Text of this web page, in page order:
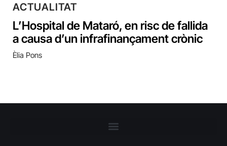
ACTUALITAT
L’Hospital de Mataró, en risc de fallida
a causa d’un infrafinançament crònic
Èlia Pons